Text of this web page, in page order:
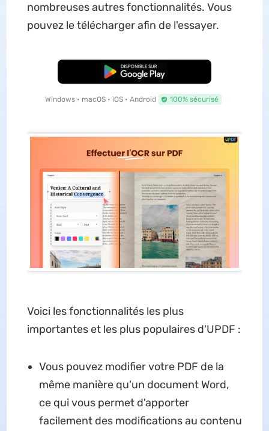
nombreuses autres fonctionnalités. Vous
pouvez le télécharger afin de l'essayer.
TÉLÉCHARGER
Windows • macOS • iOS • Android 100% sécurisé
Voici les fonctionnalités les plus
importantes et les plus populaires d'UPDF :
Vous pouvez modifier votre PDF de la
même manière qu'un document Word,
ce qui vous permet d'apporter
facilement des modifications au contenu